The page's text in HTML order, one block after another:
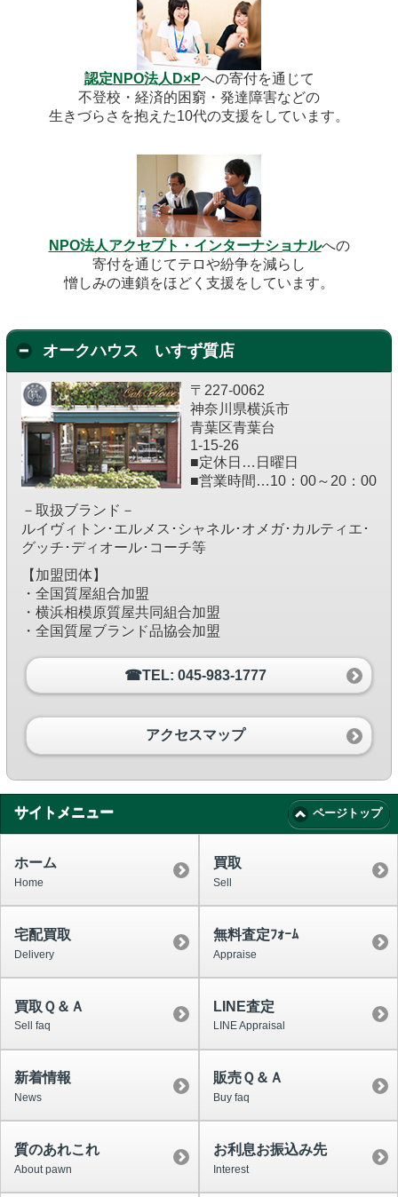
認定NPO法人D×Pへの寄付を通じて
不登校・経済的困窮・発達障害などの
生きづらさを抱えた10代の支援をしています。
NPO法人アクセプト・インターナショナルへの
寄付を通じてテロや紛争を減らし
憎しみの連鎖をほどく支援をしています。
オークハウス いすず質店
〒227-0062
神奈川県横浜市
青葉区青葉台
1-15-26
■定休日…日曜日
■営業時間…10：00～20：00
－取扱ブランド－
ルイヴィトン･エルメス･シャネル･オメガ･カルティエ･
グッチ･ディオール･コーチ等
【加盟団体】
・全国質屋組合加盟
・横浜相模原質屋共同組合加盟
・全国質屋ブランド品協会加盟
☎TEL: 045-983-1777
アクセスマップ
サイトメニュー ページトップ
ホーム
Home
買取
Sell
宅配買取
Delivery
無料査定ﾌｫｰﾑ
Appraise
買取Ｑ＆Ａ
Sell faq
LINE査定
LINE Appraisal
新着情報
News
販売Ｑ＆Ａ
Buy faq
質のあれこれ
About pawn
お利息お振込み先
Interest